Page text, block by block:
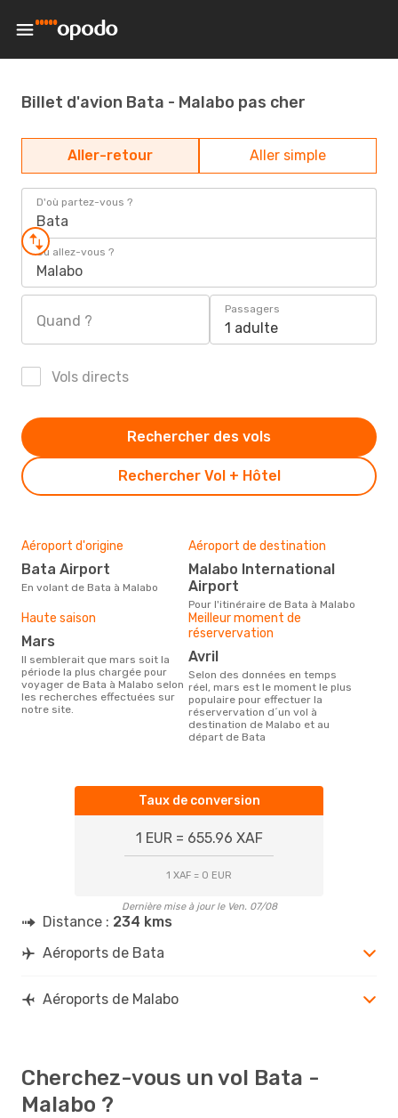
Billet d'avion Bata - Malabo pas cher
Aller-retour Aller simple
D'où partez-vous ?
Bata
Où allez-vous ?
Malabo
Quand ?
Passagers
1 adulte
Vols directs
Rechercher Vol + Hôtel
Rechercher des vols
Aéroport d'origine
Bata Airport
En volant de Bata à Malabo
Aéroport de destination
Malabo International
Airport
Pour l'itinéraire de Bata à Malabo
Haute saison
mars
Il semblerait que mars soit la
période la plus chargée pour
voyager de Bata à Malabo selon
les recherches effectuées sur
notre site.
Meilleur moment de
réservervation
avril
Selon des données en temps
réel, mars est le moment le plus
populaire pour effectuer la
réservervation d´un vol à
destination de Malabo et au
départ de Bata
Taux de conversion
1 EUR = 655.96 XAF
1 XAF = 0 EUR
Dernière mise à jour le Ven. 07/08
Distance : 234 kms
Aéroports de Bata
Aéroports de Malabo
Cherchez-vous un vol Bata -
Malabo ?